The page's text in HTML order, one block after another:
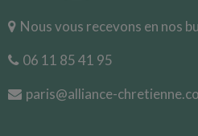
Nous vous recevons en nos
06 11 85 41 95
paris@alliance-